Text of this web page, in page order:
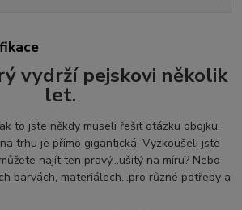
vydrží pejskovi několik
let.
to jste někdy museli řešit otázku obojku.
trhu je přímo gigantická. Vyzkoušeli jste
najít ten pravý...ušitý na míru? Nebo
barvách, materiálech...pro různé potřeby a